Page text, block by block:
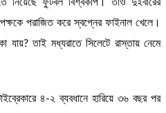
পরাজিত করে স্বপ্নের ফাইনাল খেলে।
তাই মধ্যরাতে সিলেটে রাস্তায় নেমে
৪-২ ব্যবধানে হারিয়ে ৩৬ বছর পর